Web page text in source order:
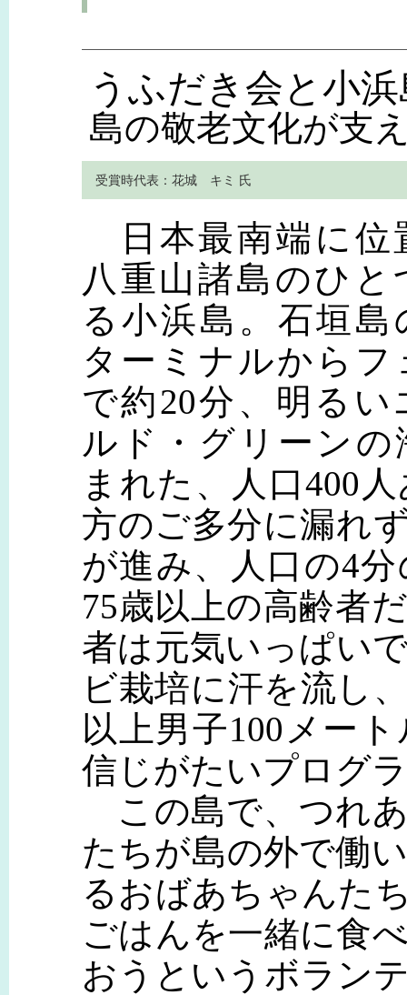
うふだき会と小
島の敬老文化が支
受賞時代表：花城 キミ 氏
日本最南端に位
八重山諸島のひと
る小浜島。石垣島
ターミナルからフ
で約20分、明るい
ルド・グリーンの
まれた、人口400
方のご多分に漏れ
が進み、人口の4
75歳以上の高齢者
者は元気いっぱい
ビ栽培に汗を流し
以上男子100メー
信じがたいプログ
この島で、つれ
たちが島の外で働
るおばあちゃんた
ごはんを一緒に食
おうというボラン